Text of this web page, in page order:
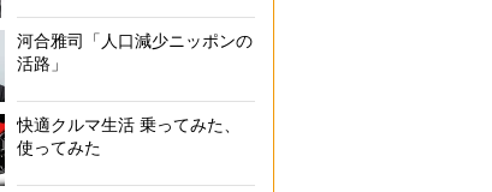
河合雅司「人口減少ニッポンの
活路」
快適クルマ生活 乗ってみた、
使ってみた